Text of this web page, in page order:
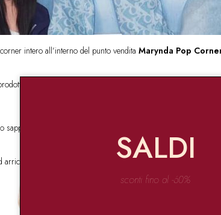
intero all’interno del punto vendita Marynda Pop
su
sappiamo tutte come funziona: entri per comprare un paio di
ulteriormente con quel tocco di streetwear che tanto
SALDI
sconti fino al -60%